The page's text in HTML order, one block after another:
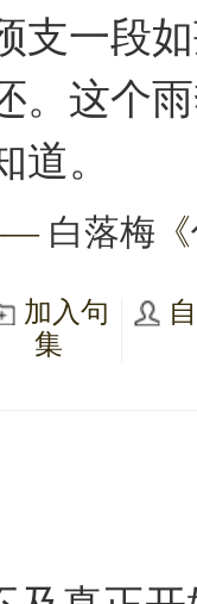
支一段
。这个
。
白落梅 《
加入句
集